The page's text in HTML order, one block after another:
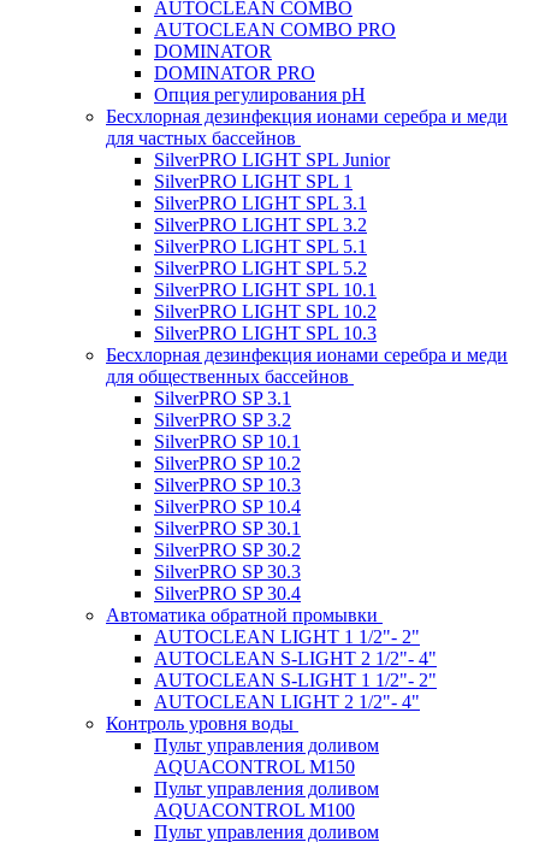
AUTOCLEAN COMBO
AUTOCLEAN COMBO PRO
DOMINATOR
DOMINATOR PRO
Опция регулирования pH
Беcхлорная дезинфекция ионами серебра и меди
для частных бассейнов
SilverPRO LIGHT SPL Junior
SilverPRO LIGHT SPL 1
SilverPRO LIGHT SPL 3.1
SilverPRO LIGHT SPL 3.2
SilverPRO LIGHT SPL 5.1
SilverPRO LIGHT SPL 5.2
SilverPRO LIGHT SPL 10.1
SilverPRO LIGHT SPL 10.2
SilverPRO LIGHT SPL 10.3
Беcхлорная дезинфекция ионами серебра и меди
для общественных бассейнов
SilverPRO SP 3.1
SilverPRO SP 3.2
SilverPRO SP 10.1
SilverPRO SP 10.2
SilverPRO SP 10.3
SilverPRO SP 10.4
SilverPRO SP 30.1
SilverPRO SP 30.2
SilverPRO SP 30.3
SilverPRO SP 30.4
Автоматика обратной промывки
AUTOCLEAN LIGHT 1 1/2"- 2"
AUTOCLEAN S-LIGHT 2 1/2"- 4"
AUTOCLEAN S-LIGHT 1 1/2"- 2"
AUTOCLEAN LIGHT 2 1/2"- 4"
Контроль уровня воды
Пульт управления доливом
AQUACONTROL M150
Пульт управления доливом
AQUACONTROL M100
Пульт управления доливом